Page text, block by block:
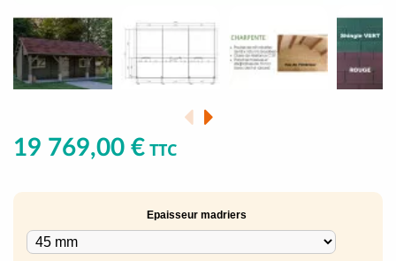
19 769,00 € TTC
Epaisseur madriers